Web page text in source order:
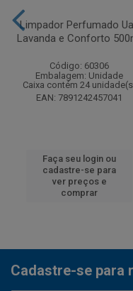
Limpador Perfumado
Lavanda e Conforto
Código: 60306
Embalagem: Unidade
Caixa contém 24
EAN: 7891242457041
Faça seu login ou
cadastre-se para
ver preços e
comprar
Cadastre-se para